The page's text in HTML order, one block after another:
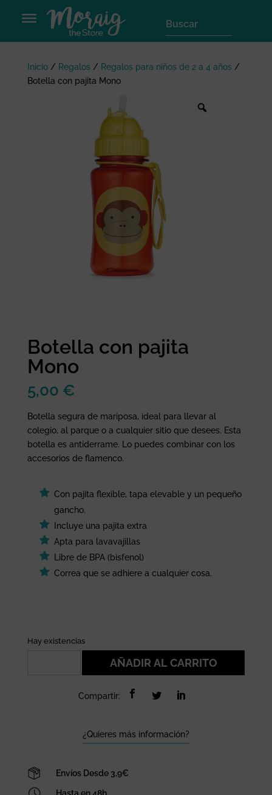
Inicio/ Regalos / Regalos para niños de 2 a 4 años /
Botella con pajita Mono
Botella con pajita
Mono
5,00 €
Botella segura de mariposa, ideal para llevar al
colegio, al parque o a cualquier sitio que desees. Esta
botella es antiderrame. Lo puedes combinar con los
accesorios de flamenco.
Con pajita flexible, tapa elevable y un pequeño
gancho.
Incluye una pajita extra
Apta para lavavajillas
Libre de BPA (bisfenol)
Correa que se adhiere a cualquier cosa.
Hay existencias
AÑADIR AL CARRITO
Compartir:
¿Quieres más información?
Envíos Desde 3,9€
Hasta en 48h